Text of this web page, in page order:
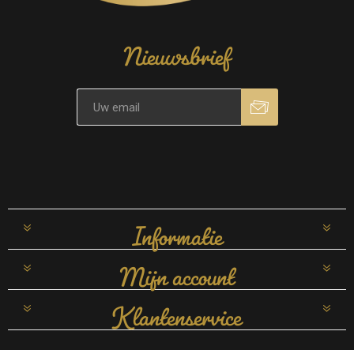
Nieuwsbrief
Informatie
Mijn account
Klantenservice